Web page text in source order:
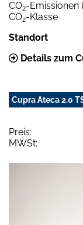
CO2-Emissionen
CO2-Klasse
Standort
Details zum
Cupra Ateca 2.0
Preis:
MWSt: